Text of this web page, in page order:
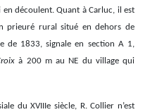
en découlent. Quant à Carluc, il est
prieuré rural situé en dehors de
de 1833, signale en section A 1,
à 200 m au NE du village qui
du XVIIIe siècle, R. Collier n’est